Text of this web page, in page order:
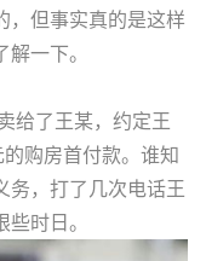
，但事实真的是这样
一下。
给了王某，约定王
购房首付款。谁知
务，打了几次电话王
时日。